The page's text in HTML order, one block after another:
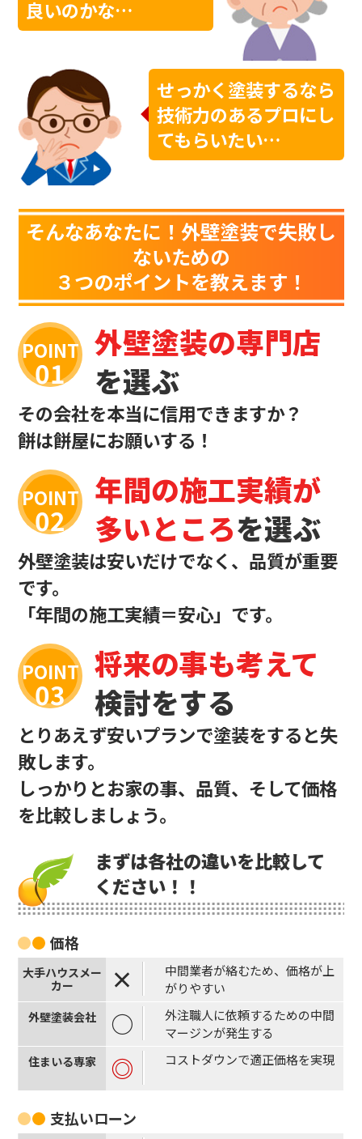
良いのかな…
せっかく塗装するなら
技術力のあるプロにし
てもらいたい…
そんなあなたに！外壁塗装で失敗し
ないための
３つのポイントを教えます！
POINT
外壁塗装の専門店
を選ぶ
その会社を本当に信用できますか？
餅は餅屋にお願いする！
POINT
年間の施工実績が
多いところを選ぶ
外壁塗装は安いだけでなく、品質が重要
です。
「年間の施工実績＝安心」です。
POINT
将来の事も考えて
検討をする
とりあえず安いプランで塗装をすると失
敗します。
しっかりとお家の事、品質、そして価格
を比較しましょう。
まずは各社の違いを比較して
ください！！
価格
×
中間業者が絡むため、価格が上
がりやすい
○
外注職人に依頼するための中間
マージンが発生する
◎ コストダウンで適正価格を実現
支払いローン